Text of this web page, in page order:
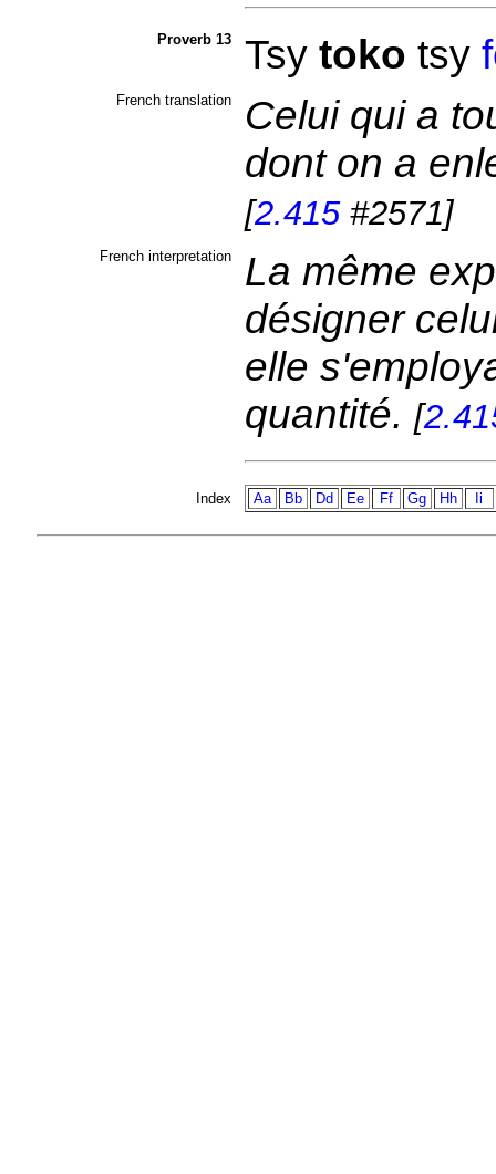
Proverb 13 Tsy toko tsy
French translation
Celui qui a
dont on a
[2.415#2571]
French interpretation
La même
désigner
elle
quantité. [
Index Aa Bb Dd Ee Ff Gg Hh Ii